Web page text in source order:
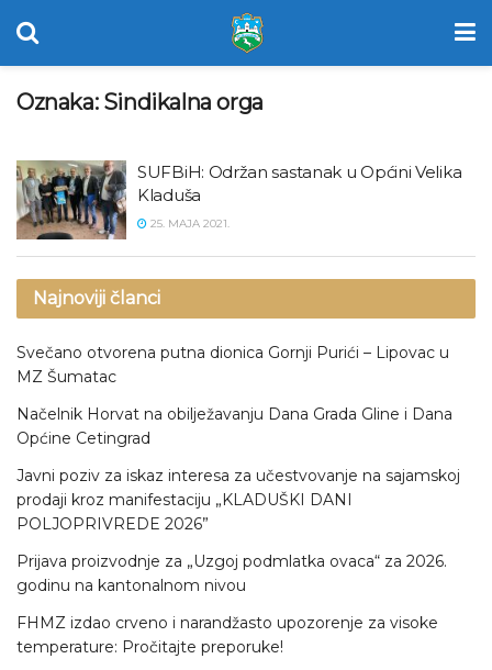
Oznaka: Sindikalna orga
SUFBiH: Održan sastanak u Općini Velika
Kladuša
25. MAJA 2021.
Najnoviji članci
Svečano otvorena putna dionica Gornji Purići – Lipovac u
MZ Šumatac
Načelnik Horvat na obilježavanju Dana Grada Gline i Dana
Općine Cetingrad
Javni poziv za iskaz interesa za učestvovanje na sajamskoj
prodaji kroz manifestaciju „KLADUŠKI DANI
POLJOPRIVREDE 2026”
Prijava proizvodnje za „Uzgoj podmlatka ovaca“ za 2026.
godinu na kantonalnom nivou
FHMZ izdao crveno i narandžasto upozorenje za visoke
temperature: Pročitajte preporuke!